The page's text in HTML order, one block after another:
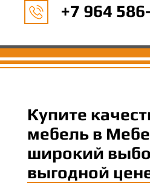
+7 964
Купите
мебель в
широкий
выгодной